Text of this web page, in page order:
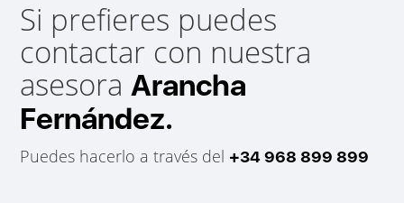
Si prefieres puedes
contactar con nuestra
asesoraArancha
Fernández.
Puedes hacerlo a través del +34 968 899 899